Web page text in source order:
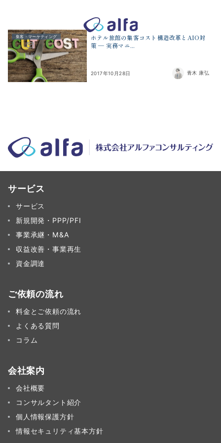
無料相談
株式会社アルファコンサルティング｜ホテル・旅館・観光業の事
集客・マーケティング
ホテル旅館の集客コスト構造改革とAIO対
策 ― 実務マニ...
2017年10月28日 青木 康弘
サービス
サービス
新規開発・PPP/PFI
事業承継・M&A
収益改善・事業再生
資金調達
ご依頼の流れ
料金とご依頼の流れ
よくある質問
コラム
会社案内
会社概要
コンサルタント紹介
個人情報保護方針
情報セキュリティ基本方針